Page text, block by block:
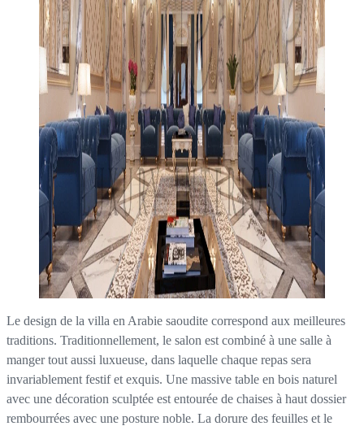
Le design de la villa en Arabie saoudite correspond aux meilleures
traditions. Traditionnellement, le salon est combiné à une salle à
manger tout aussi luxueuse, dans laquelle chaque repas sera
invariablement festif et exquis. Une massive table en bois naturel
avec une décoration sculptée est entourée de chaises à haut dossier
rembourrées avec une posture noble. La dorure des feuilles et le